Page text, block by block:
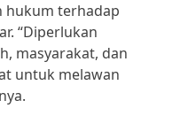
hukum terhadap
“Diperlukan
masyarakat, dan
untuk melawan